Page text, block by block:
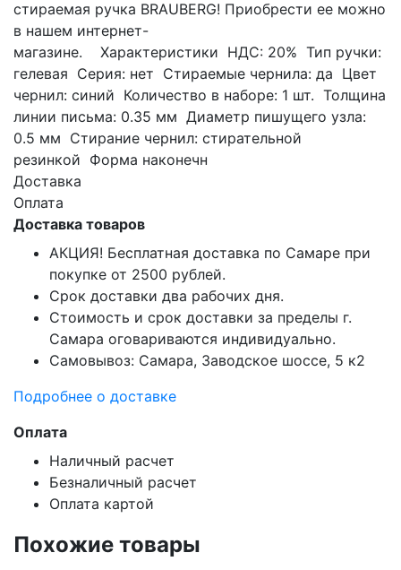
стираемая ручка BRAUBERG! Приобрести ее можно
в нашем интернет-
магазине. Характеристики НДС: 20% Тип ручки:
гелевая Серия: нет Стираемые чернила: да Цвет
чернил: синий Количество в наборе: 1 шт. Толщина
линии письма: 0.35 мм Диаметр пишущего узла:
0.5 мм Стирание чернил: стирательной
резинкой Форма наконечн
Доставка
Оплата
Доставка товаров
АКЦИЯ! Бесплатная доставка по Самаре при
покупке от 2500 рублей.
Срок доставки два рабочих дня.
Стоимость и срок доставки за пределы г.
Самара оговариваются индивидуально.
Самовывоз: Самара, Заводское шоссе, 5 к2
Подробнее о доставке
Оплата
Наличный расчет
Безналичный расчет
Оплата картой
Похожие товары